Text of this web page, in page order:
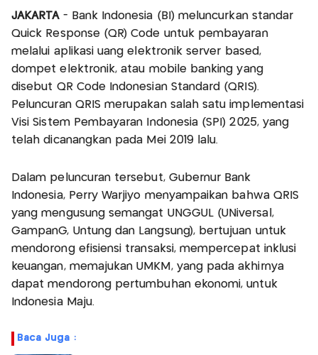
JAKARTA- Bank Indonesia (BI) meluncurkan standar
Quick Response (QR) Code untuk pembayaran
melalui aplikasi uang elektronik server based,
dompet elektronik, atau mobile banking yang
disebut QR Code Indonesian Standard (QRIS).
Peluncuran QRIS merupakan salah satu implementasi
Visi Sistem Pembayaran Indonesia (SPI) 2025, yang
telah dicanangkan pada Mei 2019 lalu.
Dalam peluncuran tersebut, Gubernur Bank
Indonesia, Perry Warjiyo menyampaikan bahwa QRIS
yang mengusung semangat UNGGUL (UNiversal,
GampanG, Untung dan Langsung), bertujuan untuk
mendorong efisiensi transaksi, mempercepat inklusi
keuangan, memajukan UMKM, yang pada akhirnya
dapat mendorong pertumbuhan ekonomi, untuk
Indonesia Maju.
Baca Juga :